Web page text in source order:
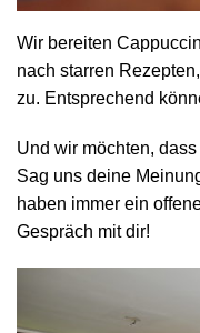
Wir bereiten
nach starren
zu. Entsprechend
Und wir möchten,
Sag uns deine
haben immer ein
Gespräch mit dir!